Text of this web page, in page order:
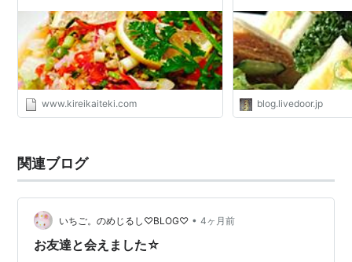
www.kireikaiteki.com blog.livedoor.jp
関連ブログ
いちご。のめじるし♡BLOG♡ • 4ヶ月前
お友達と会えました☆